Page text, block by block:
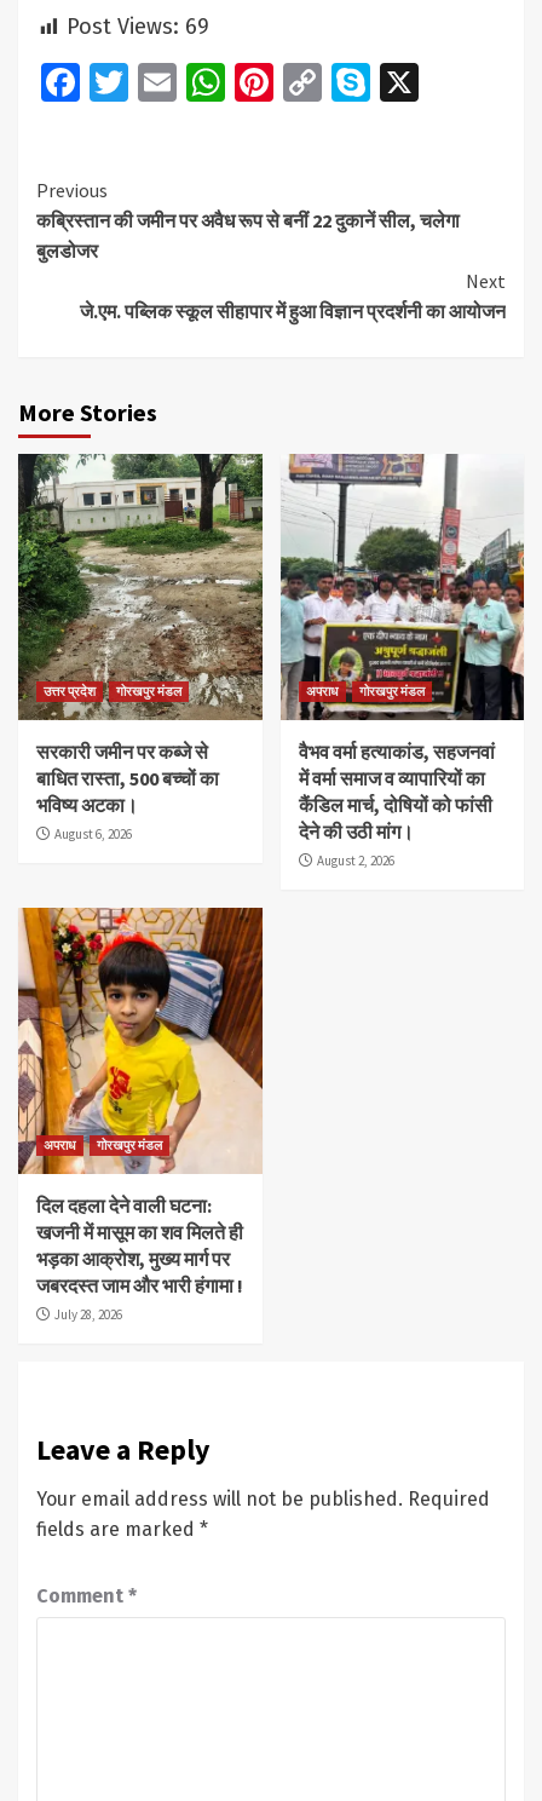
Post Views: 69
Facebook
Twitter
EmailWhatsApp
Pinterest
CopySkype
Continue
Reading
Previous
कब्रिस्तान की जमीन पर अवैध रूप से बनीं 22 दुकानें सील, चलेगा
बुलडोजर
Next
जे.एम. पब्लिक स्कूल सीहापार में हुआ विज्ञान प्रदर्शनी का आयोजन
More Stories
उत्तर प्रदेश गोरखपुर मंडल
सरकारी जमीन पर कब्जे से
बाधित रास्ता, 500 बच्चों का
भविष्य अटका।
August 6, 2026
अपराध गोरखपुर मंडल
वैभव वर्मा हत्याकांड, सहजनवां
में वर्मा समाज व व्यापारियों का
कैंडिल मार्च, दोषियों को फांसी
देने की उठी मांग।
August 2, 2026
अपराध गोरखपुर मंडल
दिल दहला देने वाली घटना:
खजनी में मासूम का शव मिलते ही
भड़का आक्रोश, मुख्य मार्ग पर
जबरदस्त जाम और भारी हंगामा !
July 28, 2026
Leave a Reply
Your email address will not be published. Required
fields are marked *
Comment *